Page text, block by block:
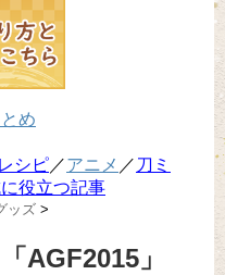
め
レシピ／アニメ ／ 刀ミ
役立つ記事
ッズ >
AGF2015」